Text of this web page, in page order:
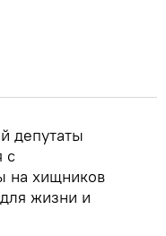
депутаты
с
на хищников
жизни и